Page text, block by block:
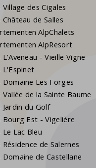
Village des Cigales
Château de Salles
AlpChalets
AlpResort
L'Aveneau - Vieille Vigne
L'Espinet
Domaine Les Forges
Vallée de la Sainte Baume
Jardin du Golf
Bourg Est - Vigelière
Le Lac Bleu
Résidence de Salernes
Domaine de Castellane